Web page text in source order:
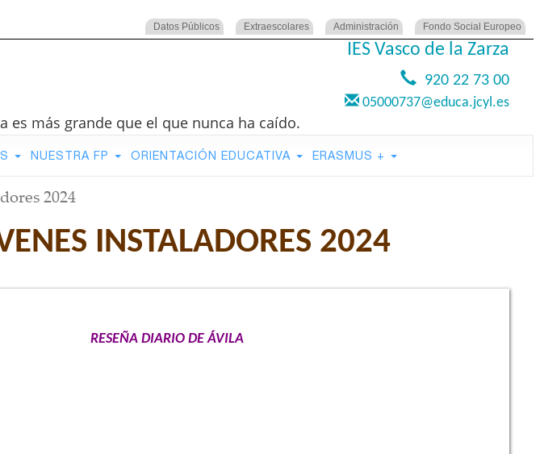
Datos Públicos Extraescolares Administración Fondo Social Europeo
IES Vasco de la Zarza
920 22 73 00
05000737@educa.jcyl.es
es más grande que el que nunca ha caído.
NUESTRA FP ORIENTACIÓN EDUCATIVA ERASMUS +
2024
INSTALADORES 2024
RESEÑA DIARIO DE ÁVILA